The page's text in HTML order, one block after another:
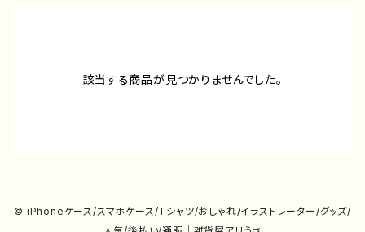
該当する商品が見つかりませんでした。
© iPhoneケース/スマホケース/Tシャツ/おしゃれ/イラストレーター/グッズ/